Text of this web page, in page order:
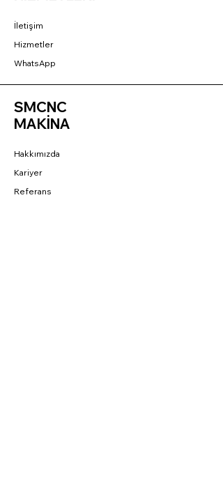
İletişim
Hizmetler
WhatsApp
SMCNC
MAKİNA
Hakkımızda
Kariyer
Referans